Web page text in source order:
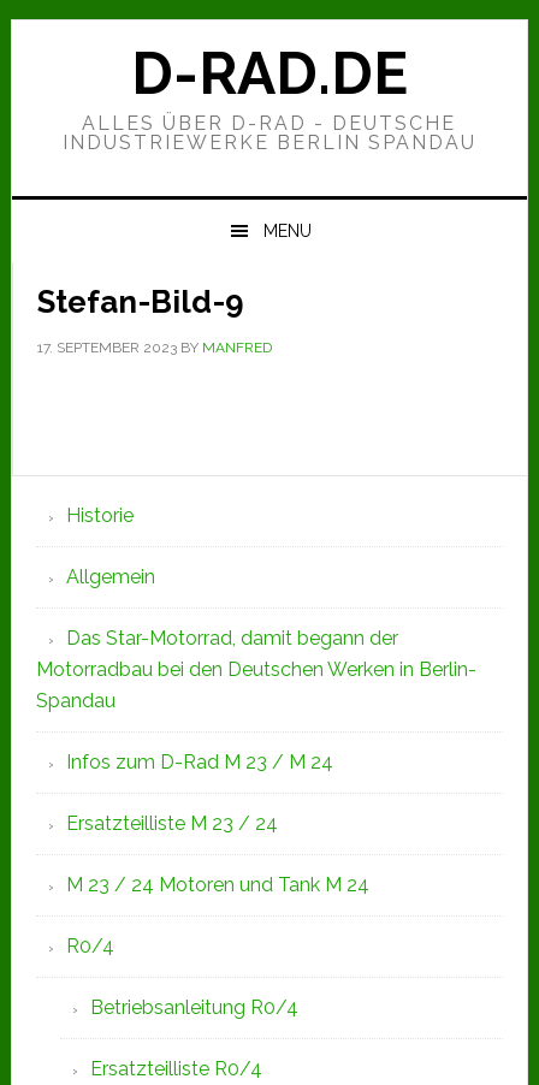
Zur
Hauptnavigation
Zum
Zur
D-RAD.DE
ALLES ÜBER D-RAD - DEUTSCHE
INDUSTRIEWERKE BERLIN SPANDAU
MENU
Stefan-Bild-9
17. SEPTEMBER 2023BY MANFRED
Seitenspalte
Historie
Allgemein
Das Star-Motorrad, damit begann der
Motorradbau bei den Deutschen Werken in Berlin-
Spandau
Infos zum D-Rad M 23 / M 24
Ersatzteilliste M 23 / 24
M 23 / 24 Motoren und Tank M 24
R0/4
Betriebsanleitung R0/4
Ersatzteilliste R0/4